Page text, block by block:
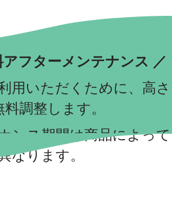
アフターメンテナンス ／
用いただくために、高さ
料調整します。
ンス期間は商品によって
なります。